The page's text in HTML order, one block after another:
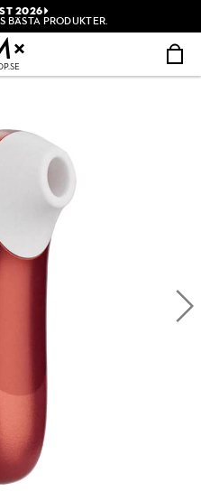
2026
BÄSTA PRODUKTER.